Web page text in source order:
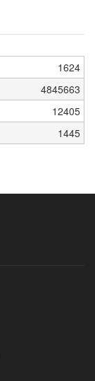
1624
4845663
12405
1445